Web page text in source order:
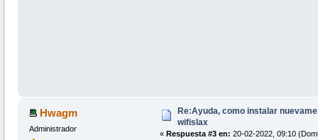
Hwagm
Administrador
Re:Ayuda, como instalar
wifislax
« Respuesta #3 en: 20-02-2022, 09:10